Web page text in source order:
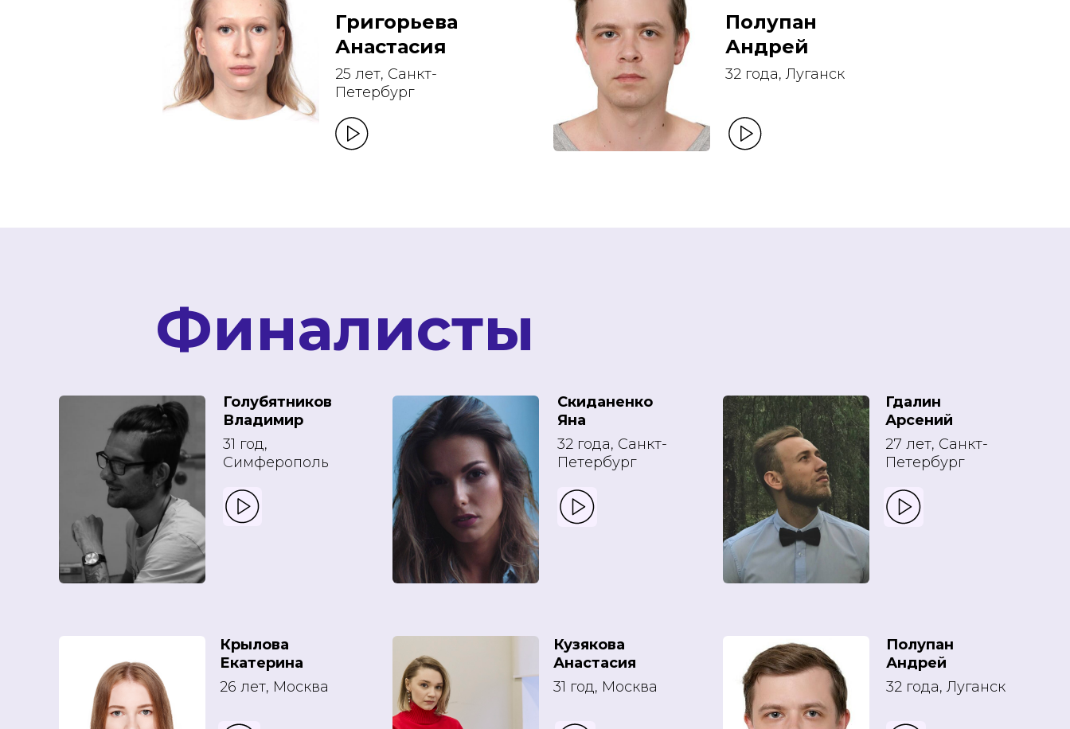
Полупан
Андрей
32 года, Луганск
Григорьева
Анастасия
25 лет, Санкт-
Петербург
Скиданенко
Яна
Кузякова
Анастасия
32 года, Санкт-
Петербург
31 год, Москва
Гдалин
Арсений
27 лет, Санкт-
Петербург
Крылова
Екатерина
26 лет, Москва
Голубятников
Владимир
Полупан
Андрей
31 год,
Симферополь
32 года, Луганск
Финалисты